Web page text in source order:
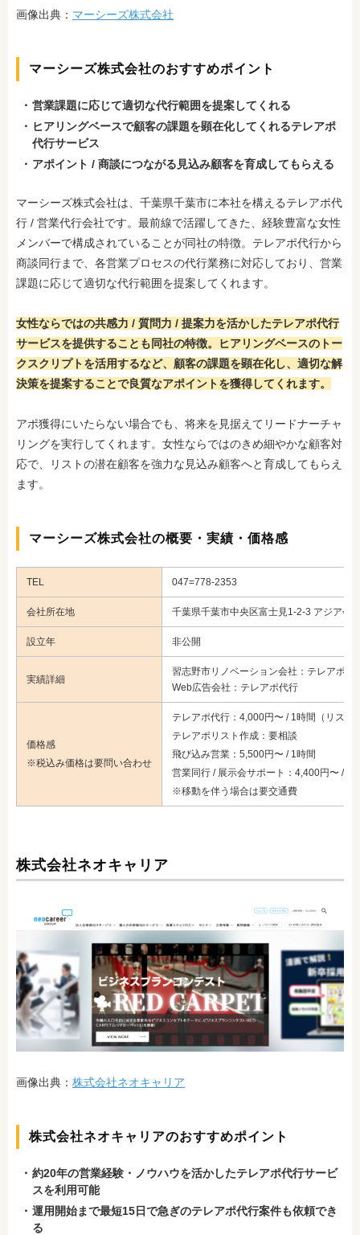
画像出典： マーシーズ株式会社
マーシーズ株式会社のおすすめポイント
営業課題に応じて適切な代行範囲を提案してくれる
ヒアリングベースで顧客の課題を顕在化してくれるテレアポ
代行サービス
アポイント / 商談につながる見込み顧客を育成してもらえる
マーシーズ株式会社は、千葉県千葉市に本社を構えるテレアポ代
行 / 営業代行会社です。最前線で活躍してきた、経験豊富な女性
メンバーで構成されていることが同社の特徴。テレアポ代行から
商談同行まで、各営業プロセスの代行業務に対応しており、営業
課題に応じて適切な代行範囲を提案してくれます。
女性ならではの共感力 / 質問力 / 提案力を活かしたテレアポ代行
サービスを提供することも同社の特徴。ヒアリングベースのトー
クスクリプトを活用するなど、顧客の課題を顕在化し、適切な解
決策を提案することで良質なアポイントを獲得してくれます。
アポ獲得にいたらない場合でも、将来を見据えてリードナーチャ
リングを実行してくれます。女性ならではのきめ細やかな顧客対
応で、リストの潜在顧客を強力な見込み顧客へと育成してもらえ
ます。
マーシーズ株式会社の概要・実績・価格感
TEL 047=778-2353
会社所在地 千葉県千葉市中央区富士見1-2-3 アジア会
設立年 非公開
実績詳細
習志野市リノベーション会社：テレアポ代
Web広告会社：テレアポ代行
価格感
※税込み価格は要問い合わせ
テレアポ代行：4,000円〜 / 1時間（リスト
テレアポリスト作成：要相談
飛び込み営業：5,500円〜 / 1時間
営業同行 / 展示会サポート：4,400円〜 / 1
※移動を伴う場合は要交通費
株式会社ネオキャリア
画像出典： 株式会社ネオキャリア
株式会社ネオキャリアのおすすめポイント
約20年の営業経験・ノウハウを活かしたテレアポ代行サービ
スを利用可能
運用開始まで最短15日で急ぎのテレアポ代行案件も依頼でき
る